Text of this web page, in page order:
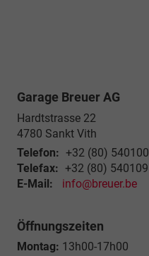
Garage Breuer AG
Hardtstrasse 22
4780 Sankt Vith
Telefon: +32 (80) 540100
Telefax: +32 (80) 540109
E-Mail:
info@breuer.be
Öffnungszeiten
Montag: 13h00-17h00